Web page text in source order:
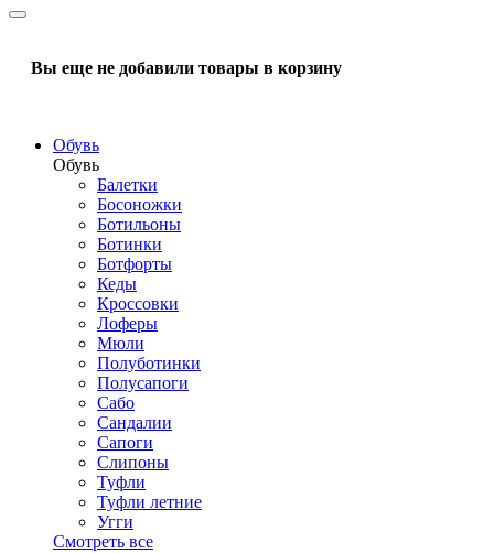
Вы еще не добавили товары в корзину
Обувь
Обувь
Балетки
Босоножки
Ботильоны
Ботинки
Ботфорты
Кеды
Кроссовки
Лоферы
Мюли
Полуботинки
Полусапоги
Сабо
Сандалии
Сапоги
Слипоны
Туфли
Туфли летние
Угги
Смотреть все